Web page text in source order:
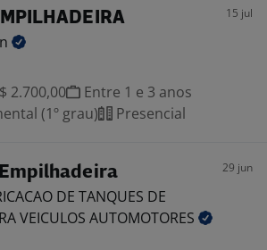
15 jul
2.700,00
Entre 1 e 3 anos
(1º grau)
Presencial
29 jun
DE TANQUES DE
VEICULOS AUTOMOTORES